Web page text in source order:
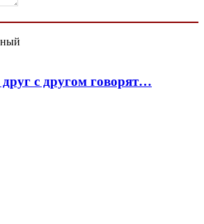
с другом говорят…